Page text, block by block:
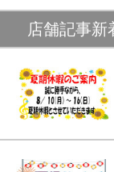
店舗記事新